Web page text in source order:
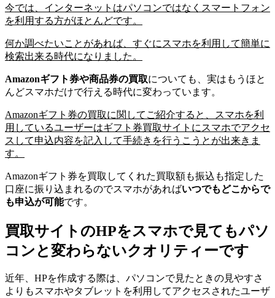
今では、インターネットはパソコンではなくスマートフォン
を利用する方がほとんどです。
何か調べたいことがあれば、すぐにスマホを利用して簡単に
検索出来る時代になりました。
Amazonギフト券や商品券の買取についても、実はもうほと
んどスマホだけで行える時代に変わっています。
Amazonギフト券の買取に関してご紹介すると、スマホを利
用しているユーザーはギフト券買取サイトにスマホでアクセ
スして申込内容を記入して手続きを行うこうとが出来きま
す。
Amazonギフト券を買取してくれた買取額も振込も指定した
口座に振り込まれるのでスマホがあればいつでもどこからで
も申込が可能です。
買取サイトのHPをスマホで見てもパソ
コンと変わらないクオリティーです
近年、HPを作成する際は、パソコンで見たときの見やすさ
よりもスマホやタブレットを利用してアクセスされたユーザ